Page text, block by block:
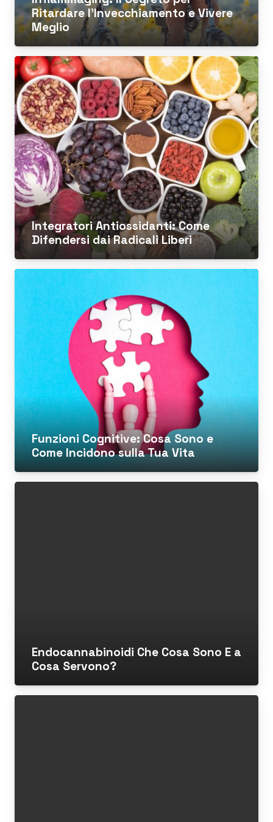
Ritardare l’Invecchiamento e Vivere
Meglio
Integratori Antiossidanti: Come
Difendersi dai Radicali Liberi
Funzioni Cognitive: Cosa Sono e
Come Incidono sulla Tua Vita
Endocannabinoidi Che Cosa Sono E a
Cosa Servono?